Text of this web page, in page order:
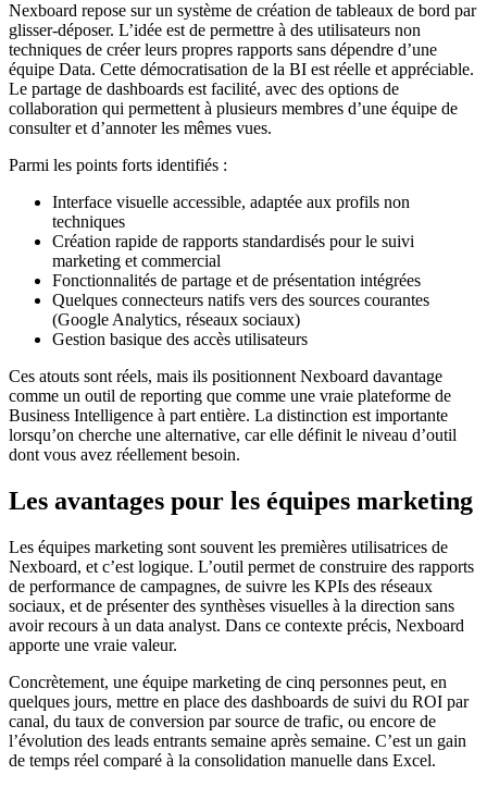
Nexboard repose sur un système de création de tableaux de bord par
glisser-déposer. L’idée est de permettre à des utilisateurs non
techniques de créer leurs propres rapports sans dépendre d’une
équipe Data. Cette démocratisation de la BI est réelle et appréciable.
Le partage de dashboards est facilité, avec des options de
collaboration qui permettent à plusieurs membres d’une équipe de
consulter et d’annoter les mêmes vues.
Parmi les points forts identifiés :
Interface visuelle accessible, adaptée aux profils non
techniques
Création rapide de rapports standardisés pour le suivi
marketing et commercial
Fonctionnalités de partage et de présentation intégrées
Quelques connecteurs natifs vers des sources courantes
(Google Analytics, réseaux sociaux)
Gestion basique des accès utilisateurs
Ces atouts sont réels, mais ils positionnent Nexboard davantage
comme un outil de reporting que comme une vraie plateforme de
Business Intelligence à part entière. La distinction est importante
lorsqu’on cherche une alternative, car elle définit le niveau d’outil
dont vous avez réellement besoin.
Les avantages pour les équipes marketing
Les équipes marketing sont souvent les premières utilisatrices de
Nexboard, et c’est logique. L’outil permet de construire des rapports
de performance de campagnes, de suivre les KPIs des réseaux
sociaux, et de présenter des synthèses visuelles à la direction sans
avoir recours à un data analyst. Dans ce contexte précis, Nexboard
apporte une vraie valeur.
Concrètement, une équipe marketing de cinq personnes peut, en
quelques jours, mettre en place des dashboards de suivi du ROI par
canal, du taux de conversion par source de trafic, ou encore de
l’évolution des leads entrants semaine après semaine. C’est un gain
de temps réel comparé à la consolidation manuelle dans Excel.